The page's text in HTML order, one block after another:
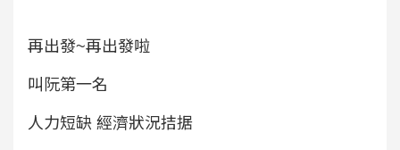
再出發~再出發啦
叫阮第一名
人力短缺 經濟狀況拮据